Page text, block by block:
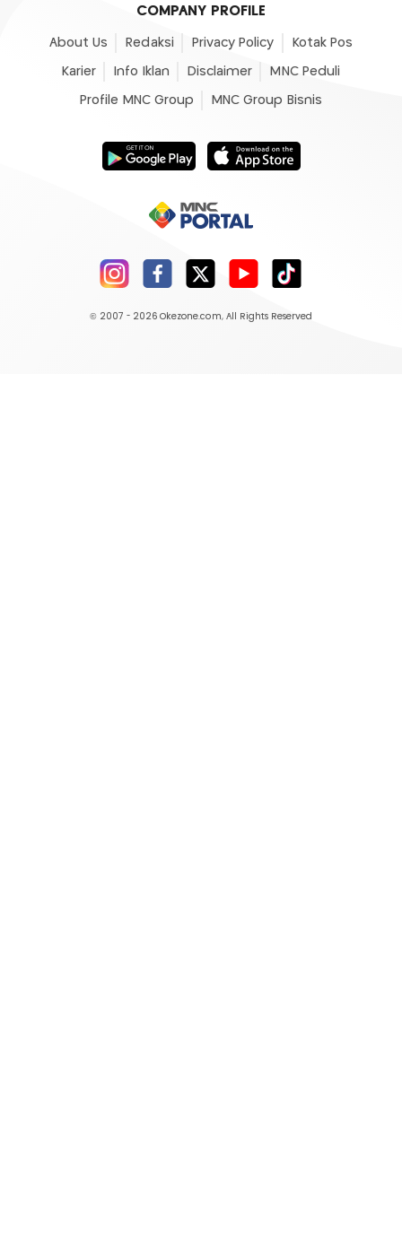
COMPANY PROFILE
About Us Redaksi Privacy Policy Kotak Pos
Karier Info Iklan Disclaimer MNC Peduli
Profile MNC Group MNC Group Bisnis
© 2007 - 2026 Okezone.com, All Rights Reserved